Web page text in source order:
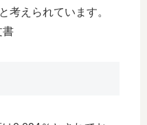
考えられています。
書